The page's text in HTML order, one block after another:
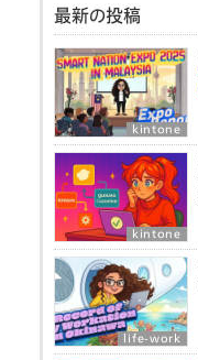
最新の投稿
kintone
kintone
life-work